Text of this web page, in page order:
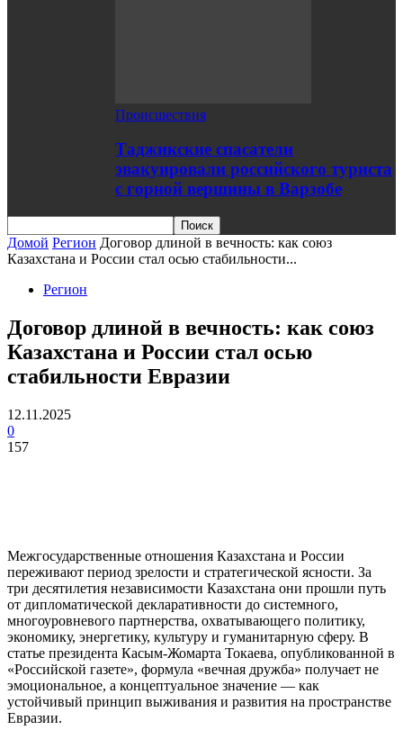
Происшествия
Таджикские спасатели
эвакуировали российского туриста
с горной вершины в Варзобе
Домой Регион Договор длиной в вечность: как союз
Казахстана и России стал осью стабильности...
Регион
Договор длиной в вечность: как союз
Казахстана и России стал осью
стабильности Евразии
12.11.2025
0
157
Межгосударственные отношения Казахстана и России
переживают период зрелости и стратегической ясности. За
три десятилетия независимости Казахстана они прошли путь
от дипломатической декларативности до системного,
многоуровневого партнерства, охватывающего политику,
экономику, энергетику, культуру и гуманитарную сферу. В
статье президента Касым-Жомарта Токаева, опубликованной в
«Российской газете», формула «вечная дружба» получает не
эмоциональное, а концептуальное значение — как
устойчивый принцип выживания и развития на пространстве
Евразии.